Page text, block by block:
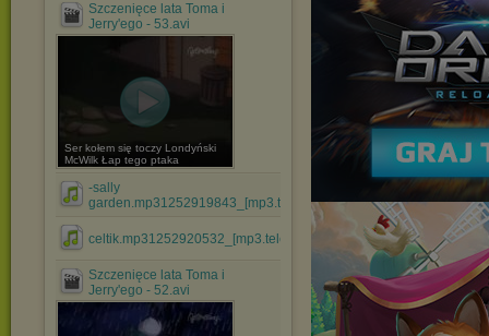
Szczenięce lata Toma i
Jerry'ego - 53.avi
Ser kołem się toczy Londyński
McWilk Łap tego ptaka
-sally
garden.mp31252919843_[mp3.teledyski.info].mp3
celtik.mp31252920532_[mp3.teledyski.info].mp3
Szczenięce lata Toma i
Jerry'ego - 52.avi